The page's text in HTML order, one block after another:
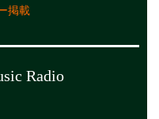
掲載
Radio